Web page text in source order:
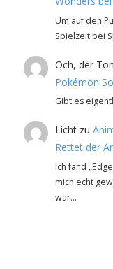
Um auf den
Spielzeit bei
Och, der
Pokémon
Gibt es
Licht zu
Rettet der
Ich fand
mich echt
war…